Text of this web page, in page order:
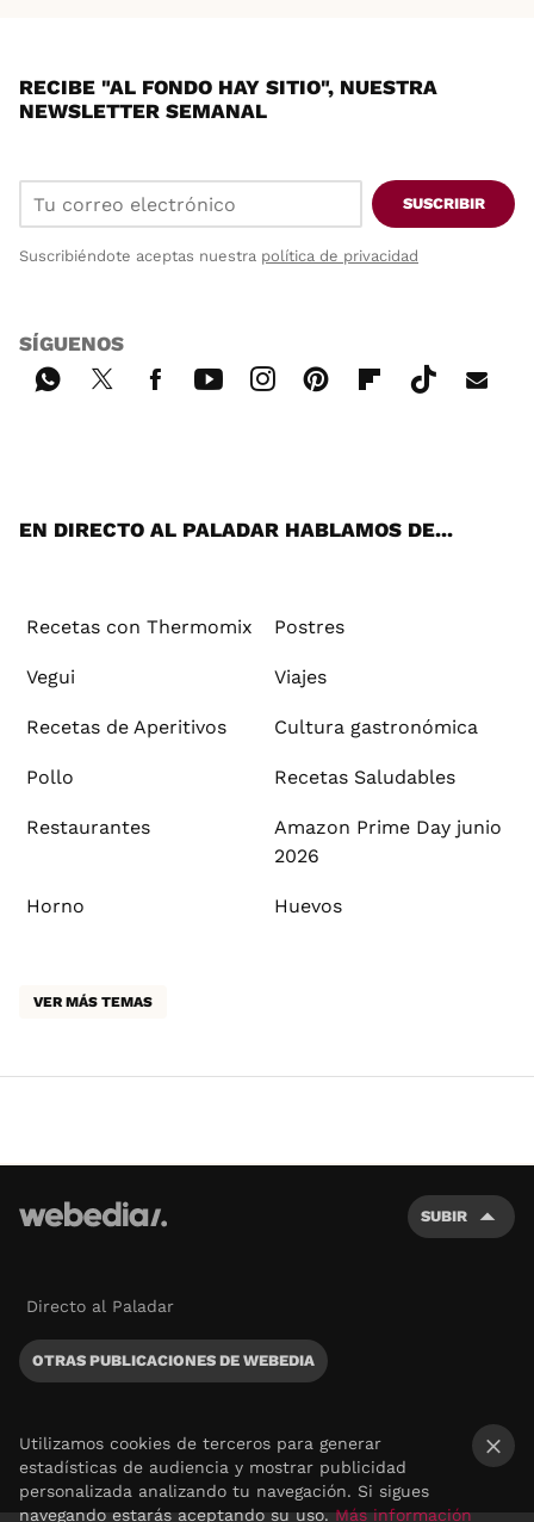
RECIBE "AL FONDO HAY SITIO", NUESTRA
NEWSLETTER SEMANAL
SUSCRIBIR
Suscribiéndote aceptas nuestra política de privacidad
SÍGUENOS
EN DIRECTO AL PALADAR HABLAMOS DE...
Recetas con Thermomix Postres
Vegui Viajes
Recetas de Aperitivos Cultura gastronómica
Pollo Recetas Saludables
Restaurantes
Amazon Prime Day junio
2026
Horno Huevos
VER MÁS TEMAS
SUBIR
Directo al Paladar
OTRAS PUBLICACIONES DE WEBEDIA
Utilizamos cookies de terceros para generar
estadísticas de audiencia y mostrar publicidad
personalizada analizando tu navegación. Si sigues
navegando estarás aceptando su uso.Más información